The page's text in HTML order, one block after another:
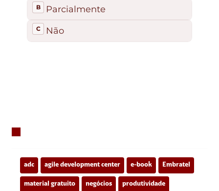
adc agile development center e-book Embratel
material gratuito negócios produtividade